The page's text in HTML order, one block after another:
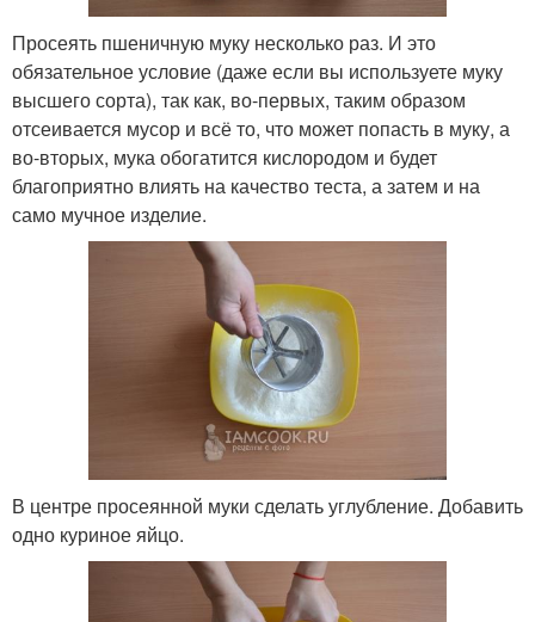
Просеять пшеничную муку несколько раз. И это
обязательное условие (даже если вы используете муку
высшего сорта), так как, во-первых, таким образом
отсеивается мусор и всё то, что может попасть в муку, а
во-вторых, мука обогатится кислородом и будет
благоприятно влиять на качество теста, а затем и на
само мучное изделие.
В центре просеянной муки сделать углубление. Добавить
одно куриное яйцо.